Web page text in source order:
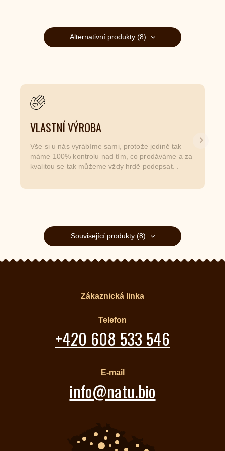
Alternativní produkty (8)
VLASTNÍ VÝROBA
Vše si u nás vyrábíme sami, protože jedině tak
máme 100% kontrolu nad tím, co prodáváme a za
kvalitou se tak můžeme vždy hrdě podepsat. .
Další
Související produkty (8)
Zákaznická linka
Telefon
+420 608 533 546
E-mail
info@natu.bio